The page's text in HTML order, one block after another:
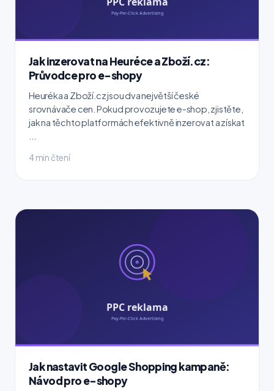
Jak inzerovat na Heuréce a Zboží.cz:
Průvodce pro e-shopy
Heuréka a Zboží.cz jsou dva největší české
srovnávače cen. Pokud provozujete e-shop, zjistěte,
jak na těchto platformách efektivně inzerovat a získat
4 min čtení
Jak nastavit Google Shopping kampaně:
Návod pro e-shopy